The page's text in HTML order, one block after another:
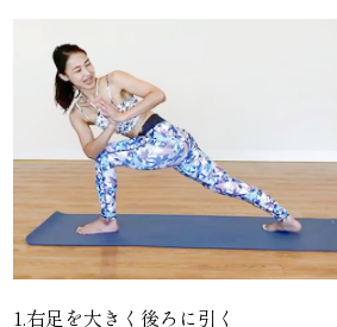
1.右足を大きく後ろに引く